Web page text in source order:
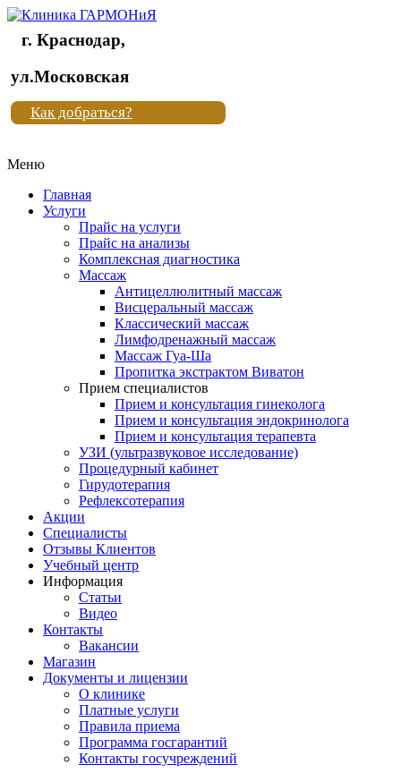
Клиника
"Новая
жизнь"
Клиника
жизнь"
г. Краснодар,
ул.Московская
Как добраться?
Меню
Главная
Услуги
Прайс на услуги
Прайс на анализы
Комплексная диагностика
Массаж
Антицеллюлитный массаж
Висцеральный массаж
Классический массаж
Лимфодренажный массаж
Массаж Гуа-Ша
Пропитка экстрактом Виватон
Прием специалистов
Прием и консультация гинеколога
Прием и консультация эндокринолога
Прием и консультация терапевта
УЗИ (ультразвуковое исследование)
Процедурный кабинет
Гирудотерапия
Рефлексотерапия
Акции
Специалисты
Отзывы Клиентов
Учебный центр
Информация
Статьи
Видео
Контакты
Вакансии
Магазин
Документы и лицензии
О клинике
Платные услуги
Правила приема
Программа госгарантий
Контакты госучреждений